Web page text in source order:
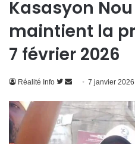
Kasasyon
maintient la
7 février 2026
Réalité Info
Suivre
Twitter
Envoyer
courriel
7 janvier 2026